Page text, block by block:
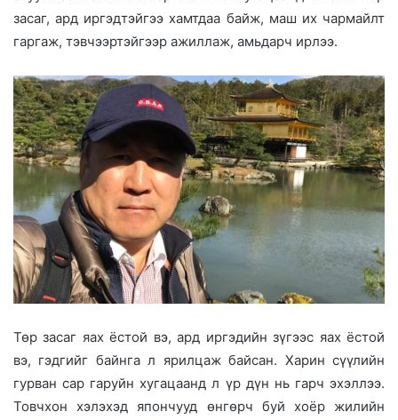
засаг, ард иргэдтэйгээ хамтдаа байж, маш их чармайлт
гаргаж, тэвчээртэйгээр ажиллаж, амьдарч ирлээ.
Төр засаг яах ёстой вэ, ард иргэдийн зүгээс яах ёстой
вэ, гэдгийг байнга л ярилцаж байсан. Харин сүүлийн
гурван сар гаруйн хугацаанд л үр дүн нь гарч эхэллээ.
Товчхон хэлэхэд япончууд өнгөрч буй хоёр жилийн